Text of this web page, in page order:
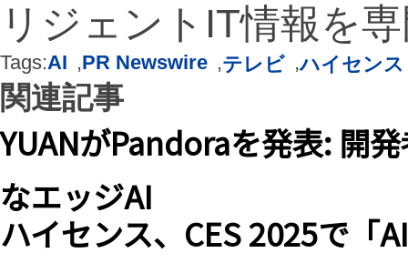
リジェントIT情報を
Tags:AI ,PR Newswire ,テレビ ,ハイセンス
関連記事
YUANがPandoraを発表: 開
なエッジAI
ハイセンス、CES 2025で「